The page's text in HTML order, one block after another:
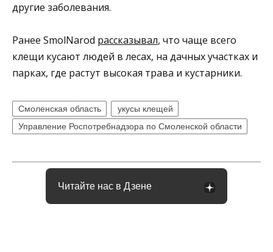
другие заболевания.
Ранее SmolNarod рассказывал, что чаще всего
клещи кусают людей в лесах, на дачных участках и
парках, где растут высокая трава и кустарники.
Смоленская область
укусы клещей
Управление Роспотребнадзора по Смоленской области
Читайте нас в Дзене